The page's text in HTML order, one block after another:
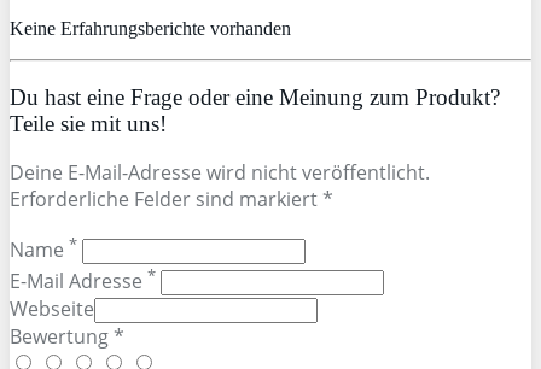
Keine Erfahrungsberichte vorhanden
Du hast eine Frage oder eine Meinung zum Produkt?
Teile sie mit uns!
Deine E-Mail-Adresse wird nicht veröffentlicht.
Erforderliche Felder sind markiert *
Name *
E-Mail Adresse *
Webseite
Bewertung *